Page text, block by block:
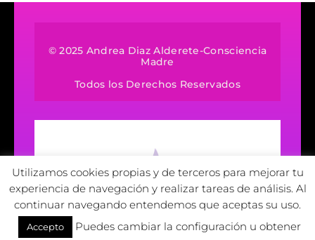
© 2025 Andrea Diaz Alderete-Consciencia
Madre
Todos los Derechos Reservados
Utilizamos cookies propias y de terceros para mejorar tu
experiencia de navegación y realizar tareas de análisis. Al
continuar navegando entendemos que aceptas su uso.
Accepto
Puedes cambiar la configuración u obtener